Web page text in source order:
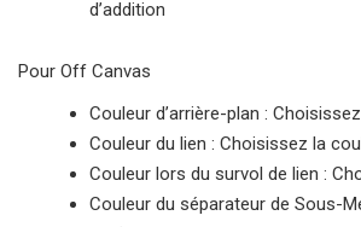
d’addition
Pour Off Canvas
Couleur d’arrière-plan :
Couleur du lien : Choisissez la
Couleur lors du survol de lien :
Couleur du séparateur de Sous-